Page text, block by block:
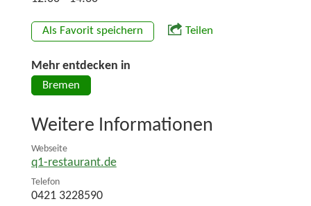
Als Favorit speichern Teilen
Mehr entdecken in
Bremen
Weitere Informationen
Webseite
q1-restaurant.de
Telefon
0421 3228590